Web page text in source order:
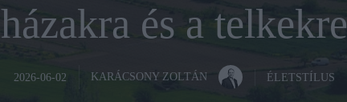
házakra és a telkekre
2026-06-02 KARÁCSONY ZOLTÁN ÉLETSTÍLUS